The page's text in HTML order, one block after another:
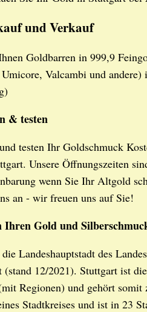
und Verkauf
Goldbarren in 999,9
Valcambi und
& testen
testen Ihr Goldschmuck
Unsere Öffnungszeiten
wenn Sie Ihr Altgold
an - wir freuen uns auf Sie!
Gold und
Landeshauptstadt des
(stand 12/2021). Stuttgart ist
Regionen) und gehört
Stadtkreises und ist in 23